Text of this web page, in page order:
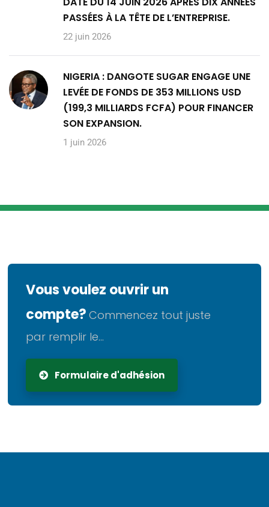
PASSÉES À LA TÊTE DE L’ENTREPRISE.
22 juin 2026
NIGERIA : DANGOTE SUGAR ENGAGE UNE
LEVÉE DE FONDS DE 353 MILLIONS USD
(199,3 MILLIARDS FCFA) POUR FINANCER
SON EXPANSION.
1 juin 2026
Vous voulez ouvrir un
compte? Commencez tout juste
par remplir le...
Formulaire d'adhésion